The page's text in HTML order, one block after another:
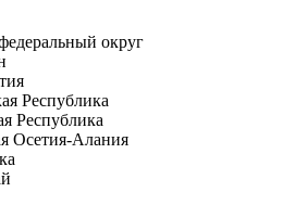
округ
Республика
Республика
Осетия-Алания